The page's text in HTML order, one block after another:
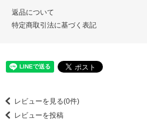
返品について
特定商取引法に基づく表記
レビューを見る(0件)
レビューを投稿